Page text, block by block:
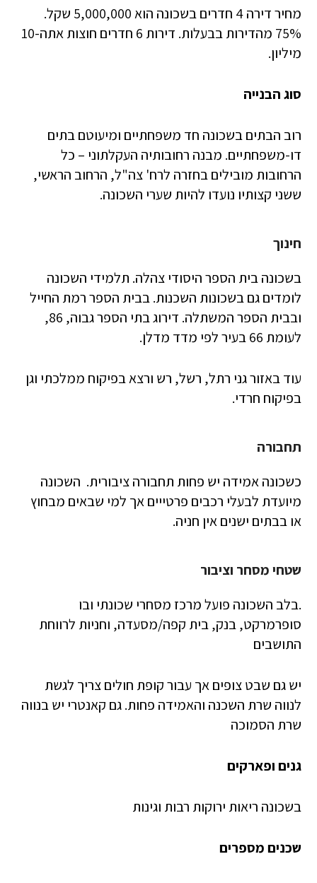
מחיר דירה 4 חדרים בשכונה הוא 5,000,000 שקל.
75% מהדירות בבעלות. דירות 6 חדרים חוצות אתה-10
מיליון.
סוג הבנייה
רוב הבתים בשכונה חד משפחתיים ומיעוטם בתים
דו-משפחתיים. מבנה רחובותיה העקלתוני – כל
הרחובות מובילים בחזרה לרח' צה"ל, הרחוב הראשי,
ששני קצותיו נועדו להיות שערי השכונה.
חינוך
בשכונה בית הספר היסודי צהלה. תלמידי השכונה
לומדים גם בשכונות השכנות. בבית הספר רמת החייל
ובבית הספר המשתלה. דירוג בתי הספר גבוה, 86,
לעומת 66 בעיר לפי מדד מדלן.
עוד באזור גני רתל, רשל, רש ורצא בפיקוח ממלכתי וגן
בפיקוח חרדי.
תחבורה
כשכונה אמידה יש פחות תחבורה ציבורית. השכונה
מיועדת לבעלי רכבים פרטייים אך למי שבאים מבחוץ
או בבתים ישנים אין חניה.
שטחי מסחר וציבור
.בלב השכונה פועל מרכז מסחרי שכונתי ובו
סופרמרקט, בנק, בית קפה/מסעדה, וחניות לרווחת
התושבים
יש גם שבט צופים אך עבור קופת חולים צריך לגשת
לנווה שרת השכנה והאמידה פחות. גם קאנטרי יש בנווה
שרת הסמוכה
גנים ופארקים
בשכונה ריאות ירוקות רבות וגינות
שכנים מספרים